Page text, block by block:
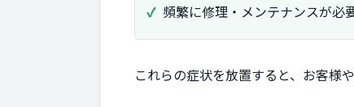
頻繁に修理・メンテナンスが必
これらの症状を放置すると、お客様